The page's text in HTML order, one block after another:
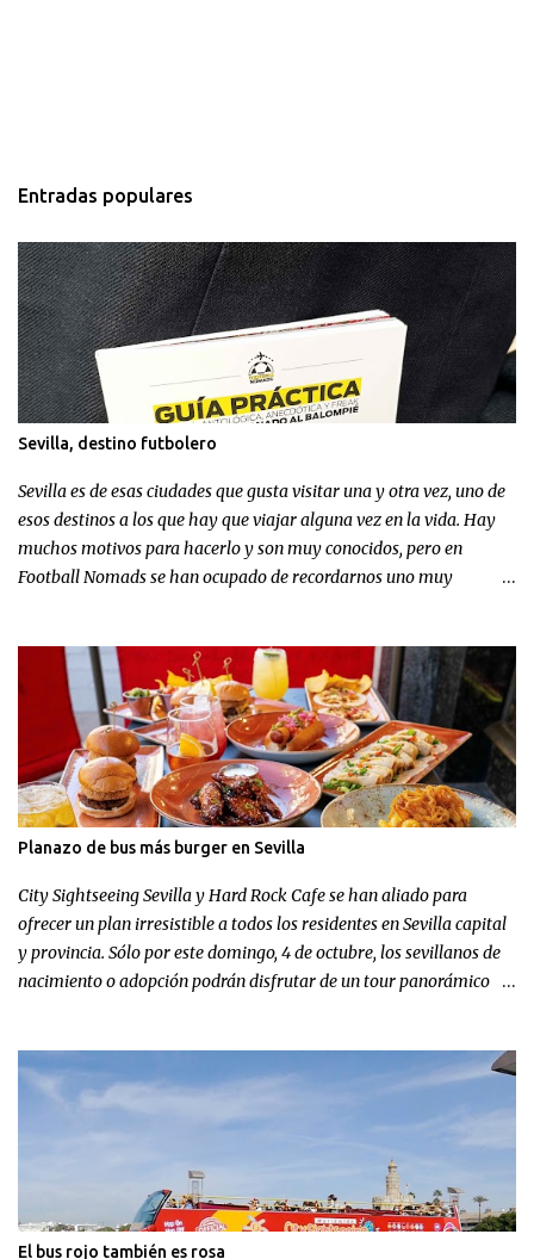
Entradas populares
Sevilla, destino futbolero
Sevilla es de esas ciudades que gusta visitar una y otra vez, uno de
esos destinos a los que hay que viajar alguna vez en la vida. Hay
muchos motivos para hacerlo y son muy conocidos, pero en
Football Nomads se han ocupado de recordarnos uno muy
Planazo de bus más burger en Sevilla
City Sightseeing Sevilla y Hard Rock Cafe se han aliado para
ofrecer un plan irresistible a todos los residentes en Sevilla capital
y provincia. Sólo por este domingo, 4 de octubre, los sevillanos de
nacimiento o adopción podrán disfrutar de un tour panorámico
El bus rojo también es rosa